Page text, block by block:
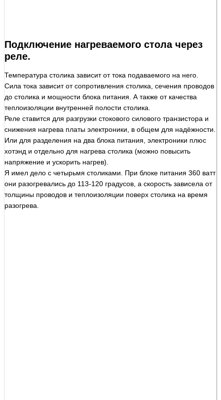
Подключение нагреваемого стола через
реле.
Температура столика зависит от тока подаваемого на него.
Сила тока зависит от сопротивления столика, сечения проводов
до столика и мощности блока питания. А также от качества
теплоизоляции внутренней полости столика.
Реле ставится для разгрузки стокового силового транзистора и
снижения нагрева платы электроники, в общем для надёжности.
Или для разделения на два блока питания, электроники плюс
хотэнд и отдельно для нагрева столика (можно повысить
напряжение и ускорить нагрев).
Я имел дело с четырьмя столиками. При блоке питания 360 ватт
они разогревались до 113-120 градусов, а скорость зависела от
толщины проводов и теплоизоляции поверх столика на время
разогрева.